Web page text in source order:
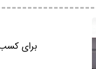
برای